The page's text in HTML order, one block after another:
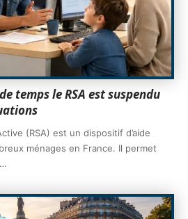
temps le RSA est suspendu
(RSA) est un dispositif d’aide
ménages en France. Il permet
…